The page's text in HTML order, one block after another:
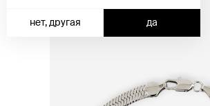
да
нет, другая